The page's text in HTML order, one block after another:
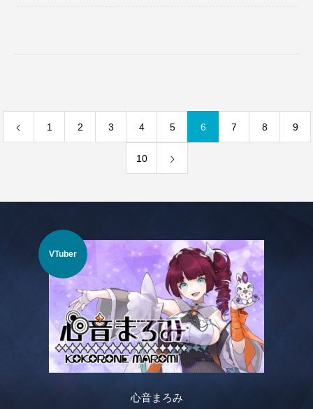
1 2 3 4 5 6 7 8 9
10
VTuber
心音まろみ